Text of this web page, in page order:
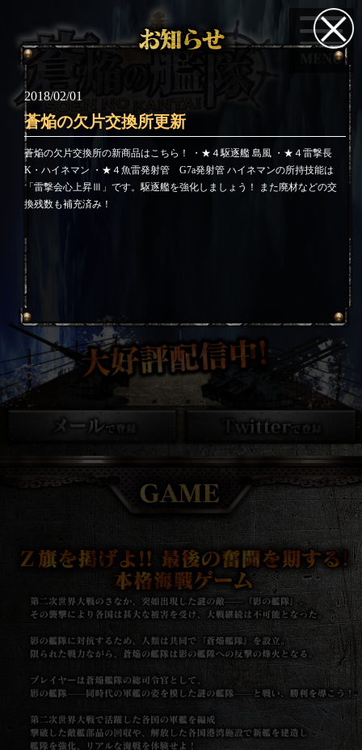
2018/02/01
蒼焔の欠片交換所更新
蒼焔の欠片交換所の新商品はこちら！ ・★４駆逐艦 島風 ・★４雷撃長
K・ハイネマン ・★４魚雷発射管 G7a発射管 ハイネマンの所持技能は
「雷撃会心上昇Ⅲ」です。駆逐艦を強化しましょう！ また廃材などの交
換残数も補充済み！